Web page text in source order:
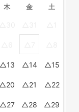
木 金 土
13 14 15
20 21 22
27 28 29